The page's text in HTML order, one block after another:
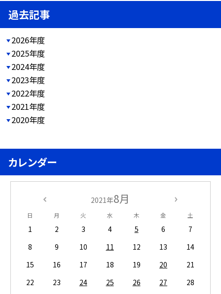
過去記事
2026年度
2025年度
2024年度
2023年度
2022年度
2021年度
2020年度
カレンダー
2021年8月
日 月 火 水 木 金 土
1 2 3 4 5 6
7
8
9 10 11 12 13
14
15
16 17 18 19 20
21
22
23 24 25 26 27
28